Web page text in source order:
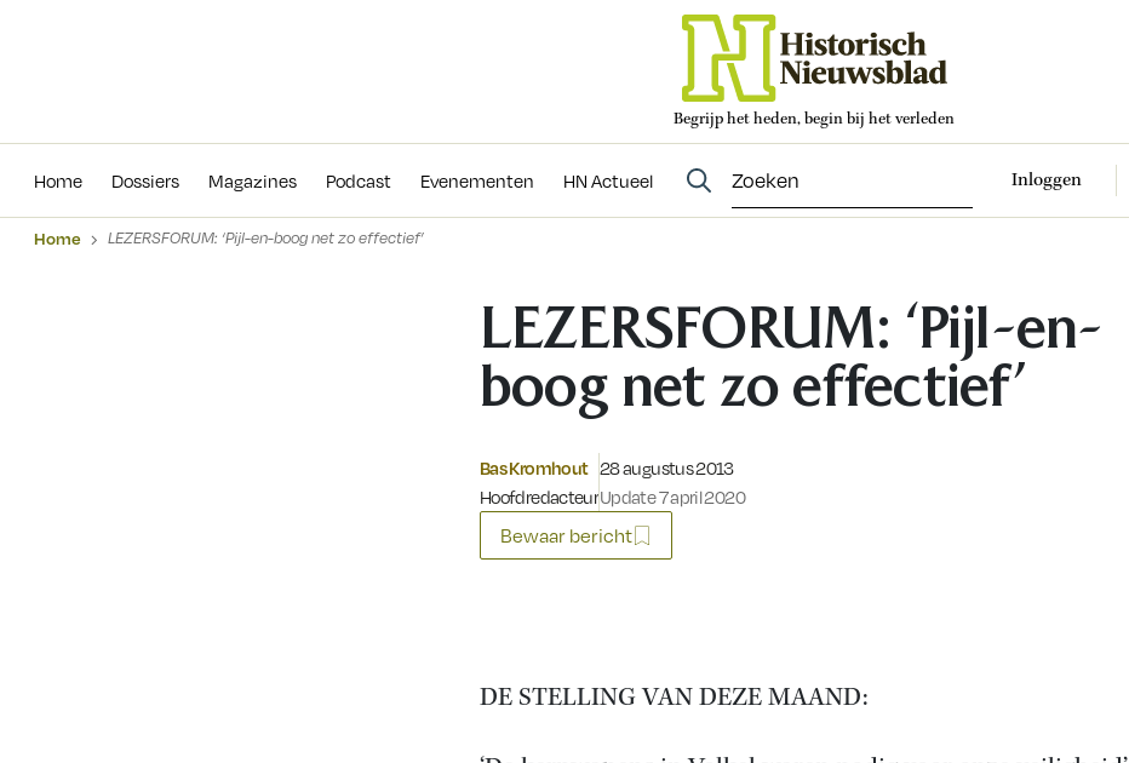
Begrijp het heden, begin bij het verleden
Home Dossiers Magazines Podcast Evenementen HN Actueel Inloggen
Evenementen
Home LEZERSFORUM: ‘Pijl-en-boog net zo effectief’
LEZERSFORUM: ‘Pijl-en-
boog net zo effectief’
Bas Kromhout
Hoofdredacteur
Gepubliceerd op:
28 augustus 2013
Update 7 april 2020
Bewaar bericht
DE STELLING VAN DEZE MAAND: